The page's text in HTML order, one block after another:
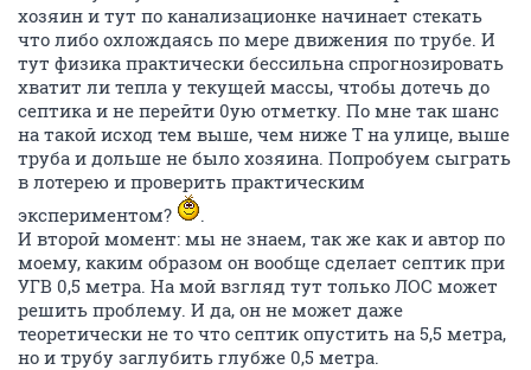
хозяин и тут по канализационке начинает стекать
что либо охлождаясь по мере движения по трубе. И
тут физика практически бессильна спрогнозировать
хватит ли тепла у текущей массы, чтобы дотечь до
септика и не перейти 0ую отметку. По мне так шанс
на такой исход тем выше, чем ниже Т на улице, выше
труба и дольше не было хозяина. Попробуем сыграть
в лотерею и проверить практическим
экспериментом?
.
И второй момент: мы не знаем, так же как и автор по
моему, каким образом он вообще сделает септик при
УГВ 0,5 метра. На мой взгляд тут только ЛОС может
решить проблему. И да, он не может даже
теоретически не то что септик опустить на 5,5 метра,
но и трубу заглубить глубже 0,5 метра.